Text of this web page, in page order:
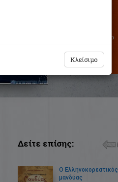
Δεν υπάρχει δυνατότητα
παραγγελίας
Δείτε επίσης:
Ο Ελληνοκορεατικός
μανδύας
Κλείσιμο